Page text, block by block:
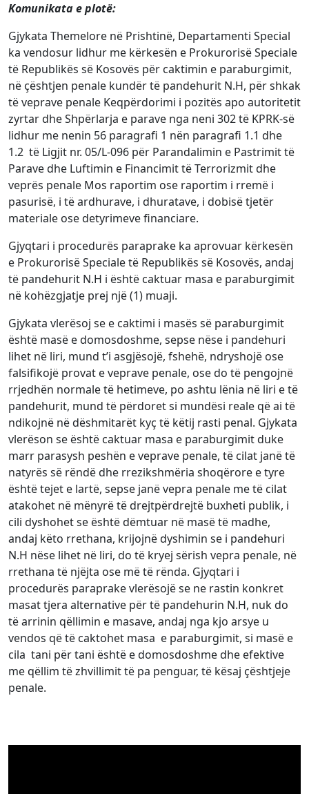
Komunikata e plotë:
Gjykata Themelore në Prishtinë, Departamenti Special
ka vendosur lidhur me kërkesën e Prokurorisë Speciale
të Republikës së Kosovës për caktimin e paraburgimit,
në çështjen penale kundër të pandehurit N.H, për shkak
të veprave penale Keqpërdorimi i pozitës apo autoritetit
zyrtar dhe Shpërlarja e parave nga neni 302 të KPRK-së
lidhur me nenin 56 paragrafi 1 nën paragrafi 1.1 dhe
1.2 të Ligjit nr. 05/L-096 për Parandalimin e Pastrimit të
Parave dhe Luftimin e Financimit të Terrorizmit dhe
veprës penale Mos raportim ose raportim i rremë i
pasurisë, i të ardhurave, i dhuratave, i dobisë tjetër
materiale ose detyrimeve financiare.
Gjyqtari i procedurës paraprake ka aprovuar kërkesën
e Prokurorisë Speciale të Republikës së Kosovës, andaj
të pandehurit N.H i është caktuar masa e paraburgimit
në kohëzgjatje prej një (1) muaji.
Gjykata vlerësoj se e caktimi i masës së paraburgimit
është masë e domosdoshme, sepse nëse i pandehuri
lihet në liri, mund t’i asgjësojë, fshehë, ndryshojë ose
falsifikojë provat e veprave penale, ose do të pengojnë
rrjedhën normale të hetimeve, po ashtu lënia në liri e të
pandehurit, mund të përdoret si mundësi reale që ai të
ndikojnë në dëshmitarët kyç të këtij rasti penal. Gjykata
vlerëson se është caktuar masa e paraburgimit duke
marr parasysh peshën e veprave penale, të cilat janë të
natyrës së rëndë dhe rrezikshmëria shoqërore e tyre
është tejet e lartë, sepse janë vepra penale me të cilat
atakohet në mënyrë të drejtpërdrejtë buxheti publik, i
cili dyshohet se është dëmtuar në masë të madhe,
andaj këto rrethana, krijojnë dyshimin se i pandehuri
N.H nëse lihet në liri, do të kryej sërish vepra penale, në
rrethana të njëjta ose më të rënda. Gjyqtari i
procedurës paraprake vlerësojë se ne rastin konkret
masat tjera alternative për të pandehurin N.H, nuk do
të arrinin qëllimin e masave, andaj nga kjo arsye u
vendos që të caktohet masa e paraburgimit, si masë e
cila tani për tani është e domosdoshme dhe efektive
me qëllim të zhvillimit të pa penguar, të kësaj çështjeje
penale.